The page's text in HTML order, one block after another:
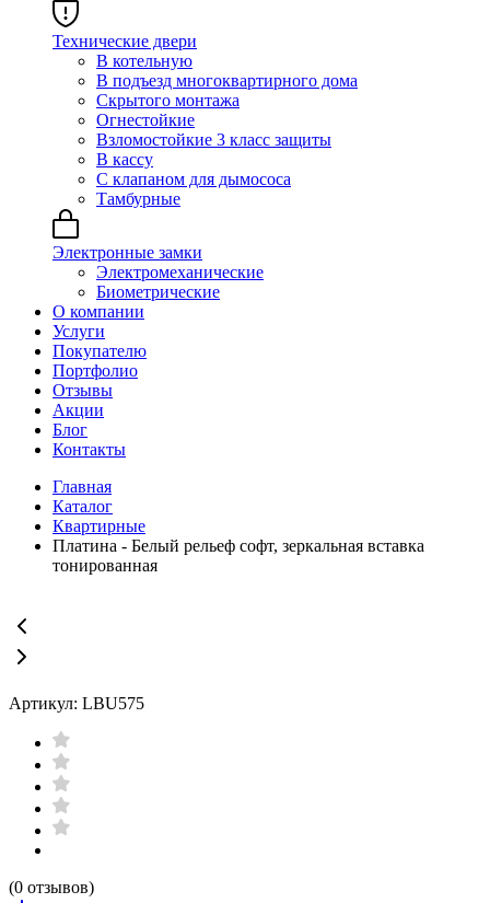
Технические двери
В котельную
В подъезд многоквартирного дома
Скрытого монтажа
Огнестойкие
Взломостойкие 3 класс защиты
В кассу
С клапаном для дымососа
Тамбурные
Электронные замки
Электромеханические
Биометрические
О компании
Услуги
Покупателю
Портфолио
Отзывы
Акции
Блог
Контакты
Главная
Каталог
Квартирные
Платина - Белый рельеф софт, зеркальная вставка
тонированная
Артикул: LBU575
(0 отзывов)